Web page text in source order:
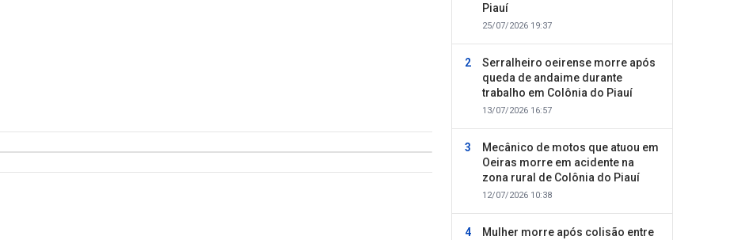
Piauí
25/07/2026 19:37
Serralheiro oeirense morre após
queda de andaime durante
trabalho em Colônia do Piauí
13/07/2026 16:57
Mecânico de motos que atuou em
Oeiras morre em acidente na
zona rural de Colônia do Piauí
12/07/2026 10:38
Mulher morre após colisão entre